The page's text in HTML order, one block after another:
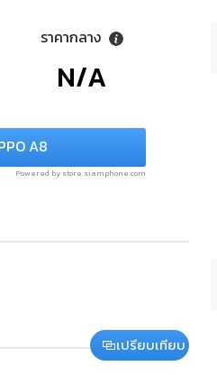
ราคากลาง
N/A
A8
Powered by store.siamphone.com
เปรียบเทียบ